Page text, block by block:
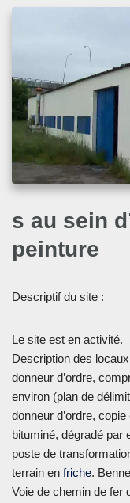
s au sein
peinture
Descriptif du site :
Le site est en activité.
Description des
donneur d’ordre,
environ (plan de
donneur d’ordre,
bituminé, dégradé par
poste de
terrain en friche.
Voie de chemin de fer